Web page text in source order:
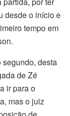
desde o início e
tempo em
desta
de Zé
ir para o
mas o juiz